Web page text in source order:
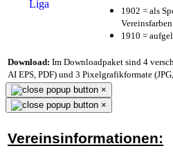
1902 = als
1910 =
Download: Im Downloadpaket sind 4
AI EPS, PDF) und 3 Pixelgrafikformate
×
×
Vereinsinformationen: